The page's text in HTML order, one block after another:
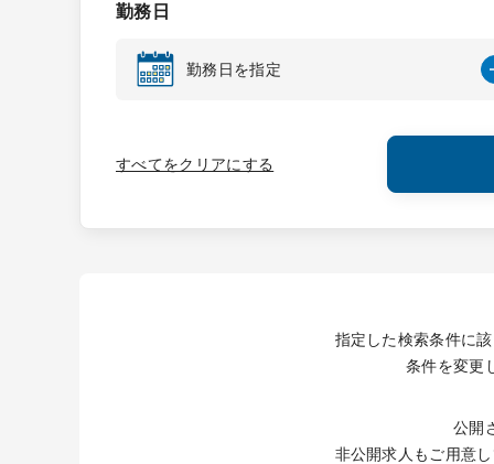
勤務日
勤務日を指定
すべてをクリアにする
指定した検索条件に
条件を変更
公開
非公開求人もご用意